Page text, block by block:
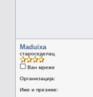
Maduixa
староседелац
Ван мреже
Организација:
Име и презиме: